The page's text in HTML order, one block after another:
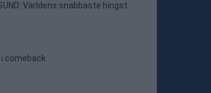
Världens snabbaste hingst
i comeback